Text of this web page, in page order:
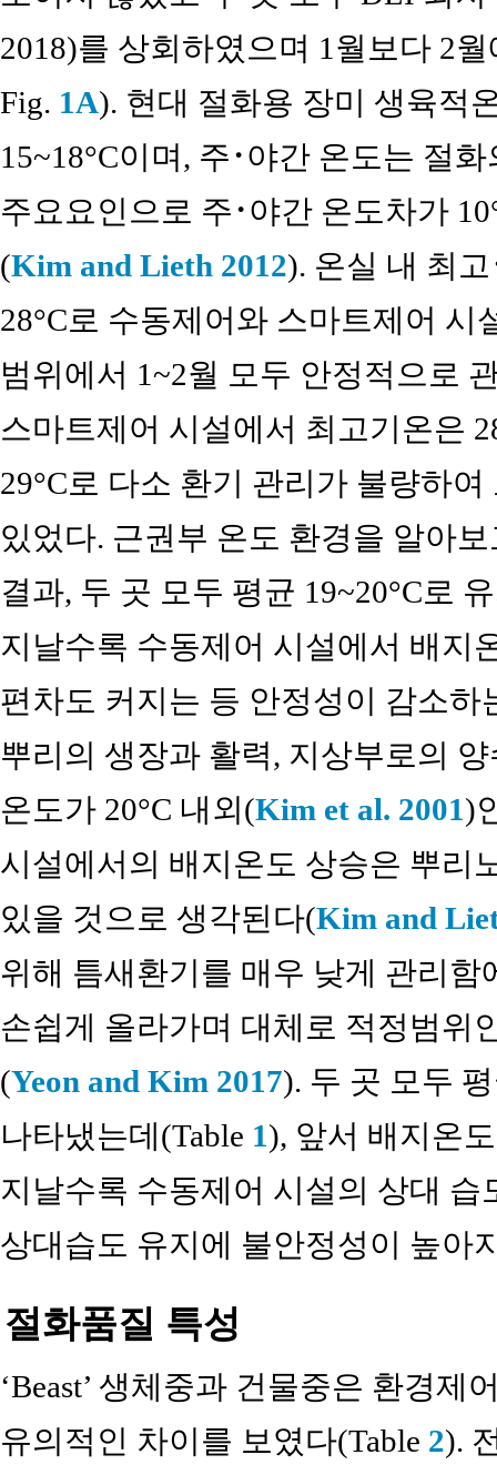
2018)를 상회하였으며 1월보다 2
Fig. 1A). 현대 절화용 장미 생육적
15~18°C이며, 주･야간 온도는 절
주요요인으로 주･야간 온도차가
(Kim and Lieth 2012). 온실 내 최
28°C로 수동제어와 스마트제어 시
범위에서 1~2월 모두 안정적으로
스마트제어 시설에서 최고기온은
29°C로 다소 환기 관리가 불량하
있었다. 근권부 온도 환경을 알아
결과, 두 곳 모두 평균 19~20°C로
지날수록 수동제어 시설에서 배지
편차도 커지는 등 안정성이 감소
뿌리의 생장과 활력, 지상부로의
온도가 20°C 내외(Kim et al. 2001)
시설에서의 배지온도 상승은 뿌리
있을 것으로 생각된다(Kim and
위해 틈새환기를 매우 낮게 관리
손쉽게 올라가며 대체로 적정범위
(Yeon and Kim 2017). 두 곳 모두
나타냈는데(Table 1), 앞서 배지온
지날수록 수동제어 시설의 상대
상대습도 유지에 불안정성이 높아
절화품질 특성
‘Beast’ 생체중과 건물중은 환경제
유의적인 차이를 보였다(Table 2).